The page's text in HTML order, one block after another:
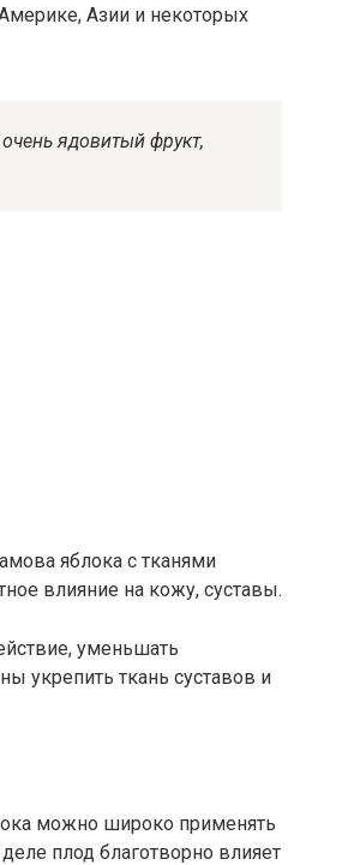
Азии и некоторых
ядовитый фрукт,
яблока с тканями
влияние на кожу, суставы.
уменьшать
укрепить ткань суставов и
можно широко применять
плод благотворно влияет